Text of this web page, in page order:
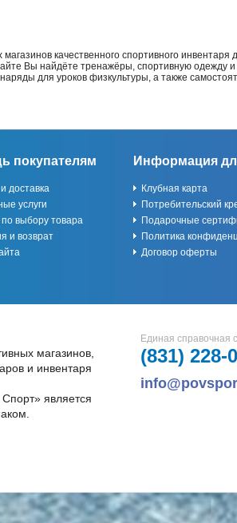
качественного спортивного
Вы найдёте тренажёры, спортивную одежду
для уроков физкультуры, а также
покупателям
доставка
услуги
выбору товара
и возврат
Информация
Клубная карта
Потребительский
Подарочные
Политика
Договор оферты
магазинов,
и инвентаря
является
Единая справочная
(831) 228-